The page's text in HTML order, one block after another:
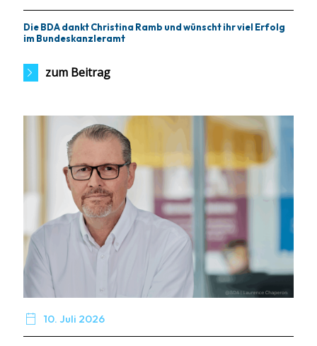
Die BDA dankt Christina Ramb und wünscht ihr viel Erfolg
im Bundeskanzleramt
zum Beitrag
 10. Juli 2026